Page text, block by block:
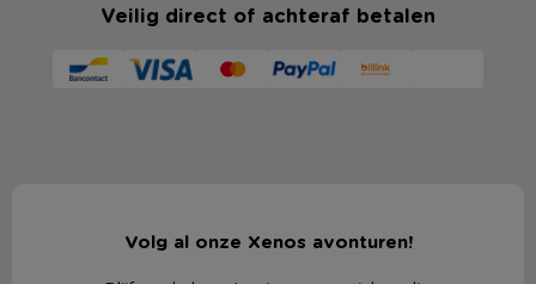
Veilig direct of achteraf betalen
Volg al onze Xenos avonturen!